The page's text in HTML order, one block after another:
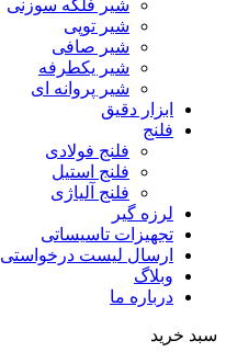
شیر فلکه سوزنی
شیر توپی
شیر صافی
شیر یکطرفه
شیر پروانه ای
ابزار دقیق
فلنج
فلنج فولادی
فلنج استیل
فلنج آلیاژی
لرزه گیر
تجهیزات تاسیساتی
ارسال لیست درخواستی
وبلاگ
درباره ما
سبد خرید